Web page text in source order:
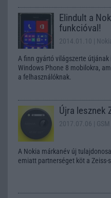
Elindult a
funkcióval!
2014.01.10 |
A finn gyártó világszerte
Windows Phone 8 mobilokra,
a felhasználóknak.
Újra lesznek
2017.07.06 |
A Nokia márkanév új
emiatt partnerséget köt a Zeiss-